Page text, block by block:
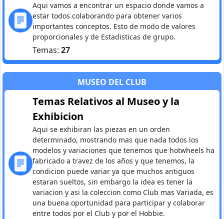
Aqui vamos a encontrar un espacio donde vamos a
estar todos colaborando para obtener varios
importantes conceptos. Esto de modo de valores
proporcionales y de Estadisticas de grupo.
Temas: 27
MUSEO DEL CLUB
Temas Relativos al Museo y la
Exhibicion
Aqui se exhibiran las piezas en un orden
determinado, mostrando mas que nada todos los
modelos y variaciones que tenemos que hotwheels ha
fabricado a travez de los años y que tenemos, la
condicion puede variar ya que muchos antiguos
estaran sueltos, sin embargo la idea es tener la
variacion y asi la coleccion como Club mas Variada, es
una buena oportunidad para participar y colaborar
entre todos por el Club y por el Hobbie.